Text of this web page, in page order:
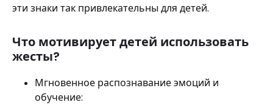
эти знаки так привлекательны для детей.
Что мотивирует детей использовать
жесты?
Мгновенное распознавание эмоций и
обучение: